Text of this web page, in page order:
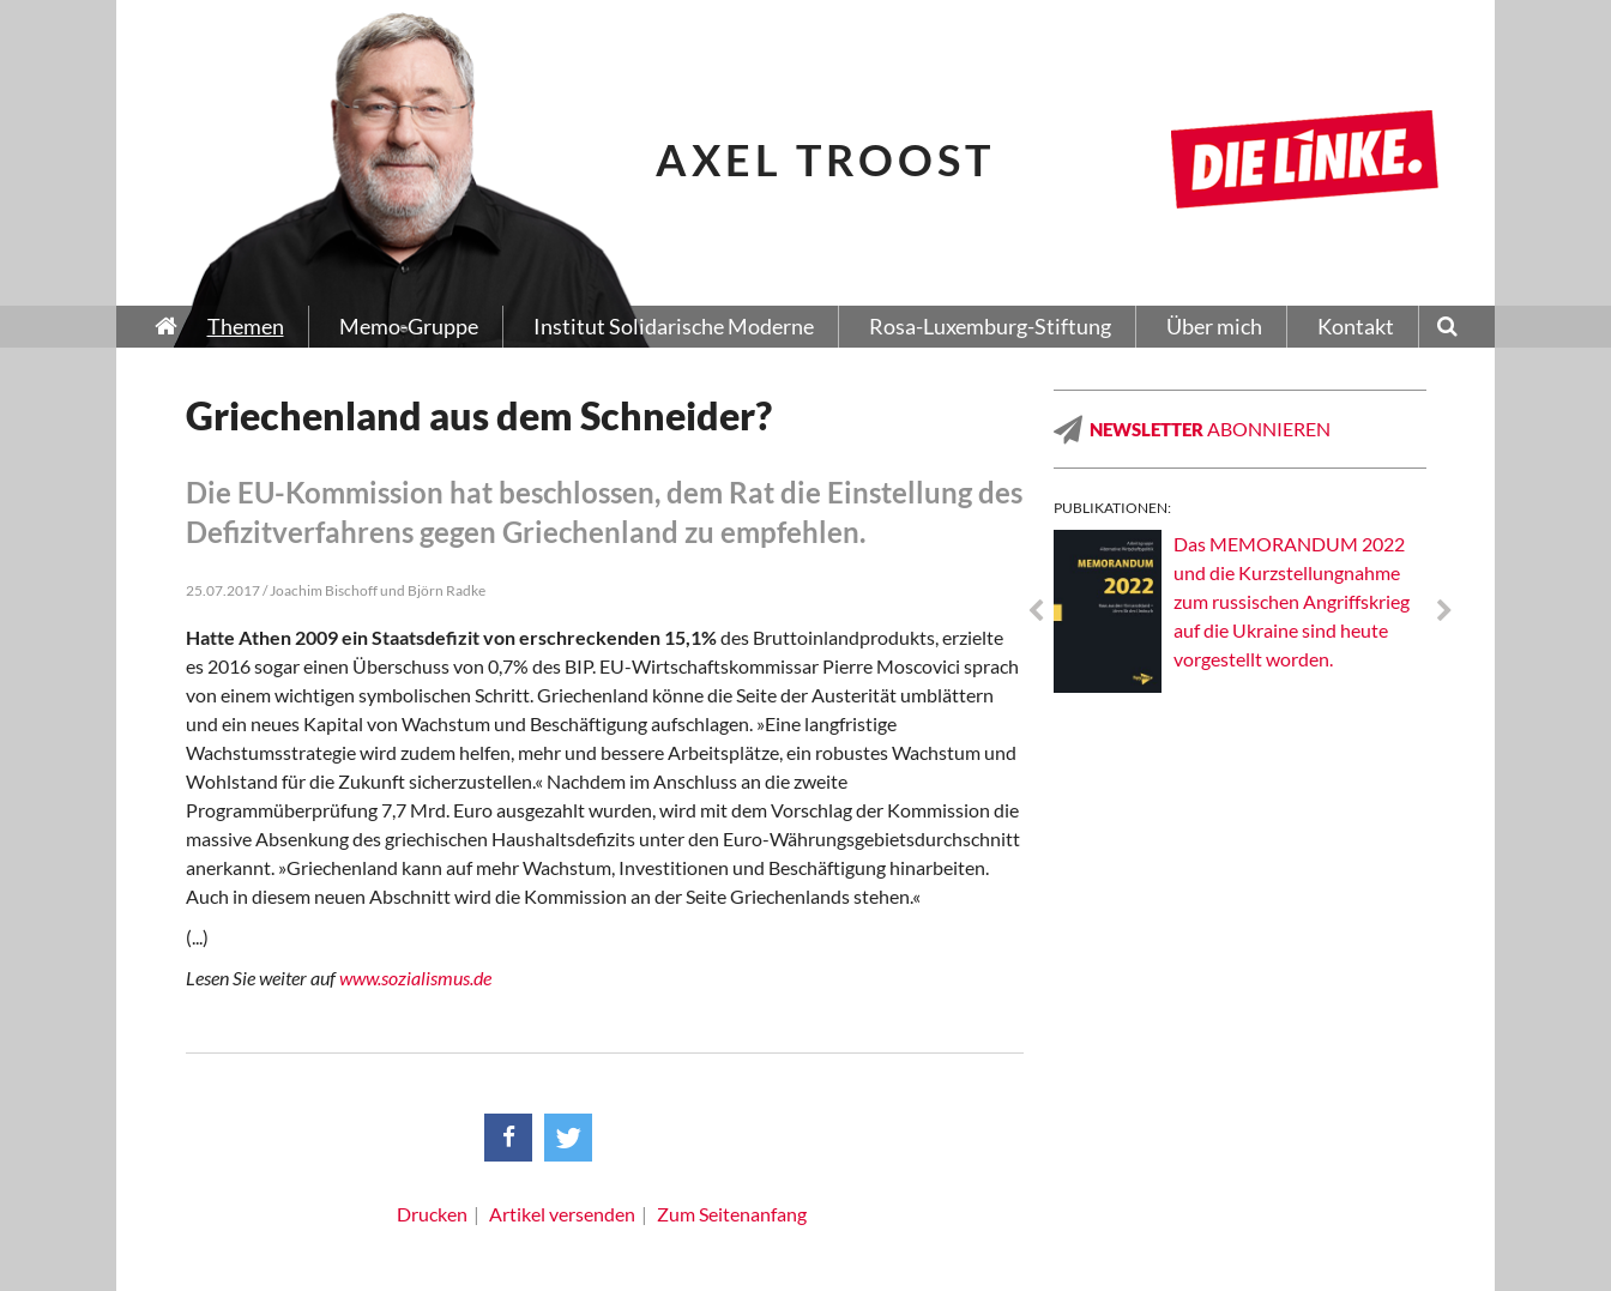
AXEL TROOST
Themen Memo-Gruppe Institut Solidarische Moderne Rosa-Luxemburg-Stiftung Über mich Kontakt
Griechenland aus dem Schneider?
Die EU-Kommission hat beschlossen, dem Rat die Einstellung des
Defizitverfahrens gegen Griechenland zu empfehlen.
25.07.2017 / Joachim Bischoff und Björn Radke
Hatte Athen 2009 ein Staatsdefizit von erschreckenden 15,1%des Bruttoinlandprodukts, erzielte
es 2016 sogar einen Überschuss von 0,7% des BIP. EU-Wirtschaftskommissar Pierre Moscovici sprach
von einem wichtigen symbolischen Schritt. Griechenland könne die Seite der Austerität umblättern
und ein neues Kapital von Wachstum und Beschäftigung aufschlagen. »Eine langfristige
Wachstumsstrategie wird zudem helfen, mehr und bessere Arbeitsplätze, ein robustes Wachstum und
Wohlstand für die Zukunft sicherzustellen.« Nachdem im Anschluss an die zweite
Programmüberprüfung 7,7 Mrd. Euro ausgezahlt wurden, wird mit dem Vorschlag der Kommission die
massive Absenkung des griechischen Haushaltsdefizits unter den Euro-Währungsgebietsdurchschnitt
anerkannt. »Griechenland kann auf mehr Wachstum, Investitionen und Beschäftigung hinarbeiten.
Auch in diesem neuen Abschnitt wird die Kommission an der Seite Griechenlands stehen.«
(...)
Lesen Sie weiter aufwww.sozialismus.de
Drucken Artikel versenden Zum Seitenanfang
NEWSLETTER ABONNIEREN
PUBLIKATIONEN:
Solidarisches EUropa -
Das MEMORANDUM 2022
und die Kurzstellungnahme
zum russischen Angriffskrieg
auf die Ukraine sind heute
vorgestellt worden.